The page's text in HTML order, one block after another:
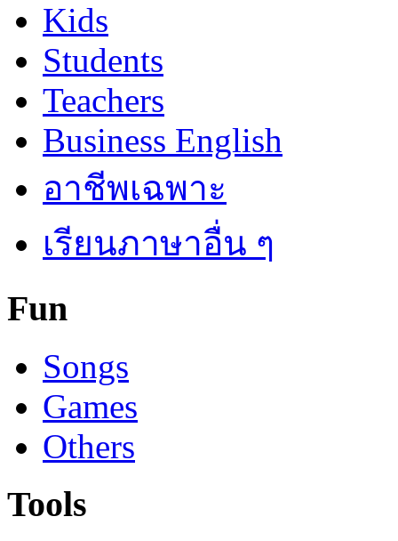
Kids
Students
Teachers
Business English
อาชีพเฉพาะ
เรียนภาษาอื่น ๆ
Fun
Songs
Games
Others
Tools